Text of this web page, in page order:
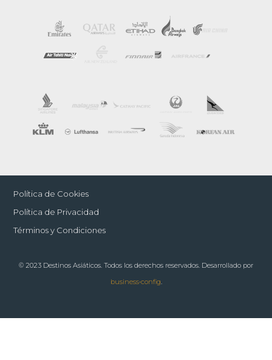
Política de Cookies
Política de Privacidad
Términos y Condiciones
© 2023 Destinos Asiáticos. Todos los derechos reservados. Desarrollado por
business•config.